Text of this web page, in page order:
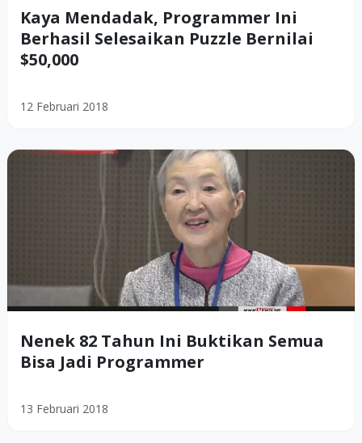
Kaya Mendadak, Programmer Ini
Berhasil Selesaikan Puzzle Bernilai
$50,000
12 Februari 2018
Nenek 82 Tahun Ini Buktikan Semua
Bisa Jadi Programmer
13 Februari 2018